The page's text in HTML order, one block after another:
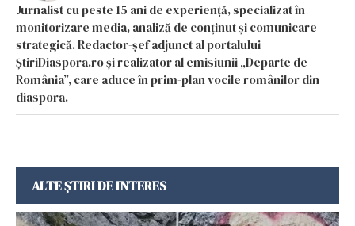
Jurnalist cu peste 15 ani de experiență, specializat în
monitorizare media, analiză de conținut și comunicare
strategică. Redactor-șef adjunct al portalului
ȘtiriDiaspora.ro și realizator al emisiunii „Departe de
România”, care aduce în prim-plan vocile românilor din
diaspora.
ALTE ȘTIRI DE INTERES